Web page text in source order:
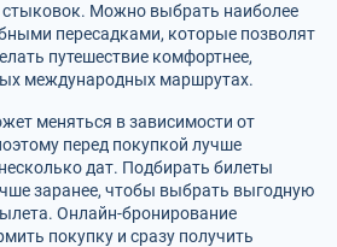
Можно выбрать наиболее
пересадками, которые позволят
путешествие комфортнее,
международных маршрутах.
меняться в зависимости от
перед покупкой лучше
дат. Подбирать билеты
заранее, чтобы выбрать выгодную
Онлайн-бронирование
покупку и сразу получить